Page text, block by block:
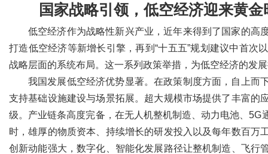
国家战略引领，低空经济迎来黄金
低空经济作为战略性新兴产业，近年来得到了国家的高
打造低空经济等新增长引擎，再到“十五五”规划建议中首
战略层面的系统布局。这一系列政策举措，为低空经济的发
我国发展低空经济优势显著。在政策制度方面，自上而
支持基础设施建设与场景拓展。超大规模市场提供了丰富的
级。产业链条高度完备，在无人机整机制造、动力电池、
时，雄厚的物质资本、持续增长的研发投入以及每年数百
创新动能强大，数字化、智能化发展路径让整机制造、飞行